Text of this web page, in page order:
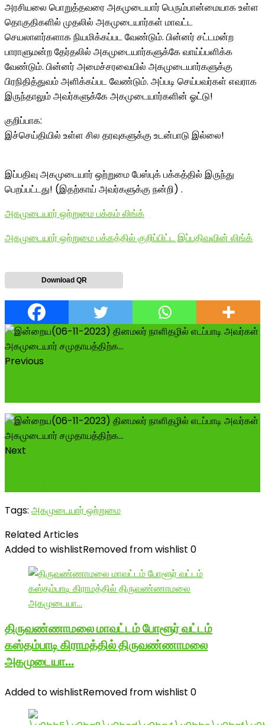
அரசியலை பொறுத்தவரை அகமுடையார் பெரும்பான்மையாக உள்ள
தொகுதிகளில் முதலில் அகமுடையார்கள் மாவட்ட
செயலாளர்களாக நியமிக்கப்பட வேண்டும். பின்னர் சட்டமன்ற
பாராளுமன்ற தேர்தலில் அகமுடையார்களுக்கே வாய்ப்பளிக்க
வேண்டும். பின்னர் அமைச்சரவையில் அகமுடையார்களுக்கு
பிரநிதித்துவம் அளிக்கப்பட வேண்டும். அப்படி செய்பவர்கள் எவராக
இருந்தாலும் அவர்களுக்கே அகமுடையார்களின் ஓட்டு!
குறிப்பாக:
இச்செய்தியில் உள்ள சில தரவுகளுக்கு உடன்பாடு இல்லை!
இப்பதிவு அகமுடையார் ஒற்றுமை பேஸ்புக் பக்கத்தில் இருந்து
பெறப்பட்டது! (இதற்காய் அவர்களுக்கு நன்றி) .
அகமுடையார் ஒற்றுமை பக்கம் லிங்க்
அகமுடையார் ஒற்றுமை பக்கத்தில் குறிப்பிட்ட இப்பதிவுவின் லிங்க்
Download QR
Previous
Next
Tags: அகமுடையார் ஒற்றுமை
Related Articles
Added to wishlistRemoved from wishlist 0
திருவண்ணாமலை மாவட்டம் போளூர் வட்டம்
கஸ்தம்பாடி கிராமத்தில் திருவண்ணாமலை
அகமுடையா…
Added to wishlistRemoved from wishlist 0